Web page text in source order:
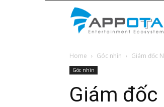
Home Góc nhìn Giám đốc
Góc nhìn
Giám đốc